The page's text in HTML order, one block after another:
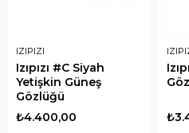
IZIPIZI
Izıpızı #C Siyah
Yetişkin Güneş
Gözlüğü
₺4.400,00